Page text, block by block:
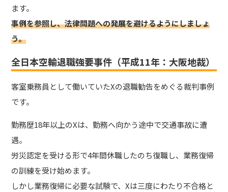
ます。
事例を参照し、法律問題への発展を避けるようにしましょ
う。
全日本空輸退職強要事件（平成11年：大阪地裁）
客室乗務員として働いていたXの退職勧告をめぐる裁判事例
です。
勤務歴18年以上のXは、勤務へ向かう途中で交通事故に遭
遇。
労災認定を受ける形で4年間休職したのち復職し、業務復帰
の訓練を受け始めます。
しかし業務復帰に必要な試験で、Xは三度にわたり不合格と